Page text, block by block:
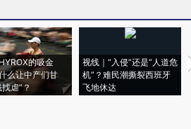
的吸金
么让中产们甘
虐”？
视线｜“入侵”还是“人道危
机”？难民潮撕裂西班牙
飞地休达